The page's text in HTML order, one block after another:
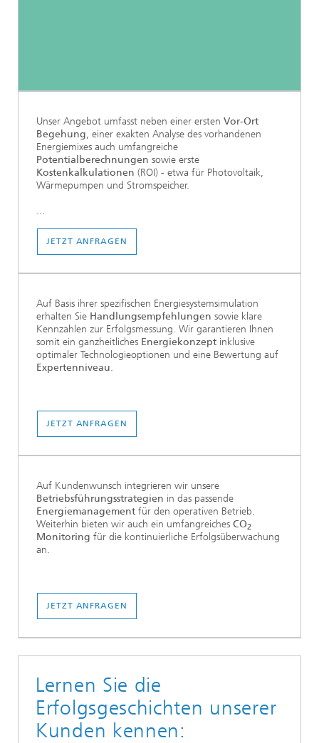
Unser Angebot umfasst neben einer ersten Vor-Ort
Begehung, einer exakten Analyse des vorhandenen
Energiemixes auch umfangreiche
Potentialberechnungen sowie erste
Kostenkalkulationen (ROI) - etwa für Photovoltaik,
Wärmepumpen und Stromspeicher.
...
JETZT ANFRAGEN
Auf Basis ihrer spezifischen Energiesystemsimulation
erhalten Sie Handlungsempfehlungen sowie klare
Kennzahlen zur Erfolgsmessung. Wir garantieren Ihnen
somit ein ganzheitliches Energiekonzept inklusive
optimaler Technologieoptionen und eine Bewertung auf
Expertenniveau.
JETZT ANFRAGEN
Auf Kundenwunsch integrieren wir unsere
Betriebsführungsstrategien in das passende
Energiemanagement für den operativen Betrieb.
Weiterhin bieten wir auch ein umfangreiches CO2
Monitoring für die kontinuierliche Erfolgsüberwachung
an.
JETZT ANFRAGEN
Lernen Sie die
Erfolgsgeschichten unserer
Kunden kennen: